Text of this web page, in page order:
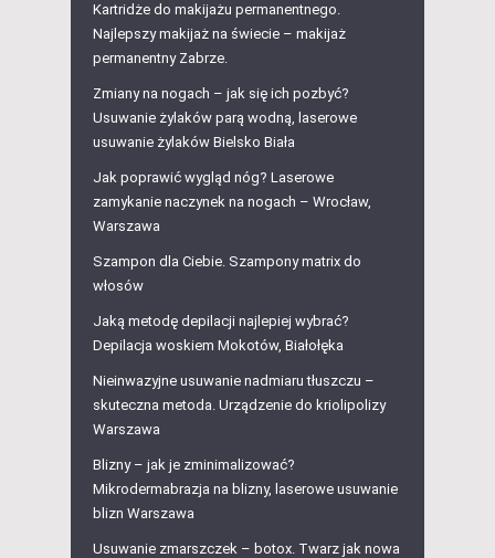
Kartridże do makijażu permanentnego.
Najlepszy makijaż na świecie – makijaż
permanentny Zabrze.
Zmiany na nogach – jak się ich pozbyć?
Usuwanie żylaków parą wodną, laserowe
usuwanie żylaków Bielsko Biała
Jak poprawić wygląd nóg? Laserowe
zamykanie naczynek na nogach – Wrocław,
Warszawa
Szampon dla Ciebie. Szampony matrix do
włosów
Jaką metodę depilacji najlepiej wybrać?
Depilacja woskiem Mokotów, Białołęka
Nieinwazyjne usuwanie nadmiaru tłuszczu –
skuteczna metoda. Urządzenie do kriolipolizy
Warszawa
Blizny – jak je zminimalizować?
Mikrodermabrazja na blizny, laserowe usuwanie
blizn Warszawa
Usuwanie zmarszczek – botox. Twarz jak nowa